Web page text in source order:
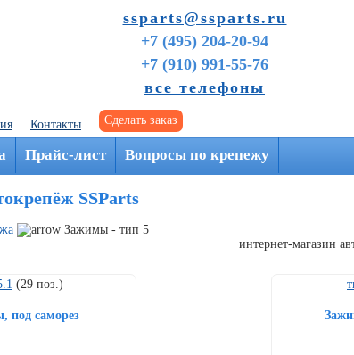
ssparts@ssparts.ru
+7 (495) 204-20-94
+7 (910) 991-55-76
все телефоны
г. Иваново
Контакты Сделать заказ
Прайс-лист Вопросы по крепежу
SSParts
Зажимы - тип 5
интернет-магазин
(29 поз.)
под саморез